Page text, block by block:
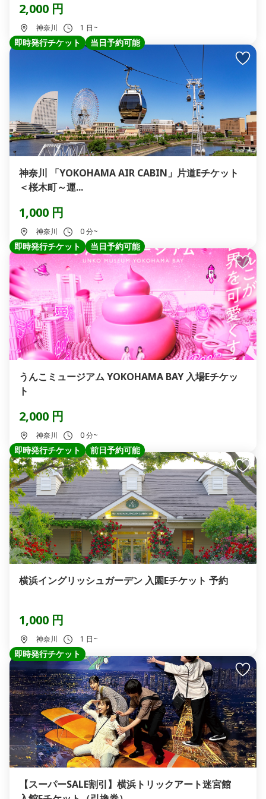
2,000 円
神奈川 1 日~
即時発行チケット 当日予約可能
神奈川 「YOKOHAMA AIR CABIN」片道Eチケット
＜桜木町～運...
1,000 円
神奈川 0 分~
即時発行チケット 当日予約可能
うんこミュージアム YOKOHAMA BAY 入場Eチケッ
ト
2,000 円
神奈川 0 分~
即時発行チケット 前日予約可能
横浜イングリッシュガーデン 入園Eチケット 予約
1,000 円
神奈川 1 日~
即時発行チケット
【スーパーSALE割引】横浜トリックアート迷宮館